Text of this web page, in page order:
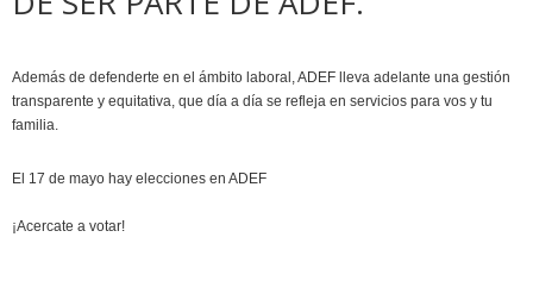
Además de defenderte en el ámbito laboral, ADEF lleva adelante una gestión
transparente y equitativa, que día a día se refleja en servicios para vos y tu
familia.
El 17 de mayo hay elecciones en ADEF
¡Acercate a votar!